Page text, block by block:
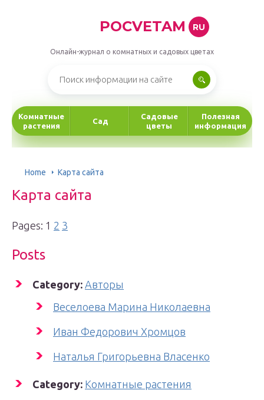
POCVETAM RU
Онлайн-журнал о комнатных и садовых цветах
Комнатные
растения
Сад
Садовые
цветы
Полезная
информация
Home Карта сайта
Карта сайта
Pages: 1 2 3
Posts
Category: Авторы
Веселоева Марина Николаевна
Иван Федорович Хромцов
Наталья Григорьевна Власенко
Category: Комнатные растения